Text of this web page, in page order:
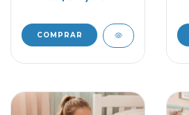
COMPRAR